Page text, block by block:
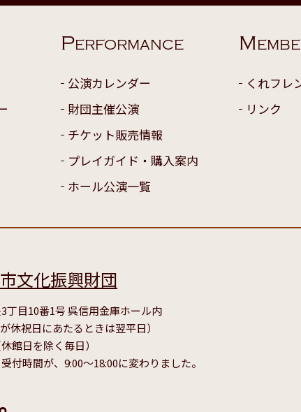
PERFORMANCE
公演カレンダー
財団主催公演
チケット販売情報
プレイガイド・購入案内
ホール公演一覧
M
くれフレ
リンク
文化振興財団
丁目10番1号 呉信用金庫ホール内
休祝日にあたるときは翌平日）
館日を除く毎日）
付時間が、9:00～18:00に変わりました。